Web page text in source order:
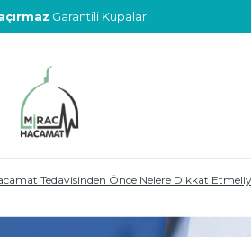
Garantili Kupalar
Tedavisinden Önce Nelere Dikkat